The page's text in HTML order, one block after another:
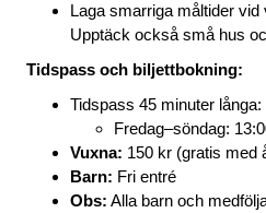
Laga smarriga måltider vid
Upptäck också små hus
Tidspass och biljettbokning:
Tidspass 45 minuter långa:
Fredag–söndag:
Vuxna: 150 kr (gratis med
Barn: Fri entré
Obs: Alla barn och